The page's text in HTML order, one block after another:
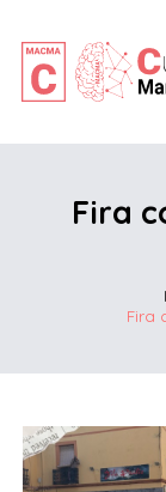
Fira
Fira